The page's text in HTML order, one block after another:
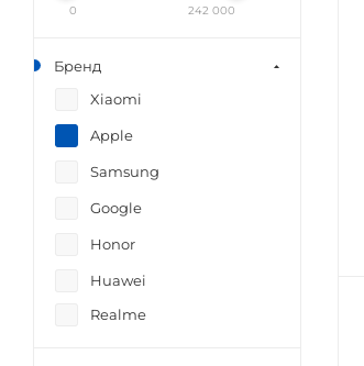
0 242 000
Бренд
Xiaomi
Apple
Samsung
Google
Honor
Huawei
Realme